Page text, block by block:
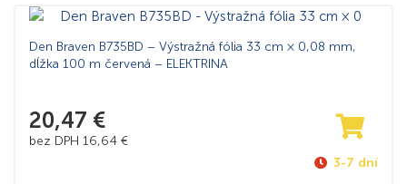
Den Braven B735BD – Výstražná fólia 33 cm × 0,08 mm,
dĺžka 100 m červená – ELEKTRINA
20,47 €
bez DPH 16,64 €
3-7 dní